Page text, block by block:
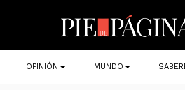
OPINIÓN MUNDO